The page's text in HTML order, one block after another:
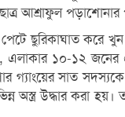
আশ্রাফুল
ছুরিকাঘাত করে
এলাকার ১০-১২
সাত
উদ্ধার করা হয়।